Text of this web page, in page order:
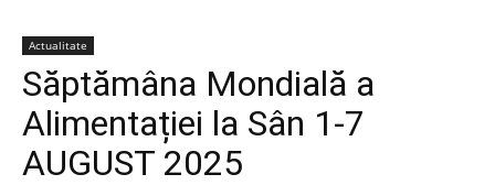
Actualitate
Săptămâna Mondială a
Alimentației la Sân 1-7
AUGUST 2025